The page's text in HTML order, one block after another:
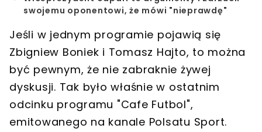
swojemu oponentowi, że mówi "nieprawdę"
Jeśli w jednym programie pojawią się
Zbigniew Boniek i Tomasz Hajto, to można
być pewnym, że nie zabraknie żywej
dyskusji. Tak było właśnie w ostatnim
odcinku programu "Cafe Futbol",
emitowanego na kanale Polsatu Sport.